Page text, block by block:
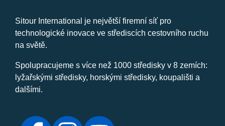
Sitour International je největší firemní síť pro
technologické inovace ve střediscích cestovního ruchu
na světě.
Spolupracujeme s více než 1000 středisky v 8 zemích:
lyžařskými středisky, horskými středisky, koupališti a
dalšími.